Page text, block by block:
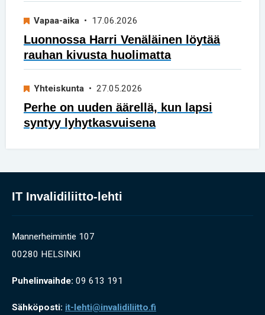
Vapaa-aika • 17.06.2026
Luonnossa Harri Venäläinen löytää
rauhan kivusta huolimatta
Yhteiskunta • 27.05.2026
Perhe on uuden äärellä, kun lapsi
syntyy lyhytkasvuisena
IT Invalidiliitto-lehti
Mannerheimintie 107
00280 HELSINKI
Puhelinvaihde: 09 613 191
Sähköposti: it-lehti@invalidiliitto.fi